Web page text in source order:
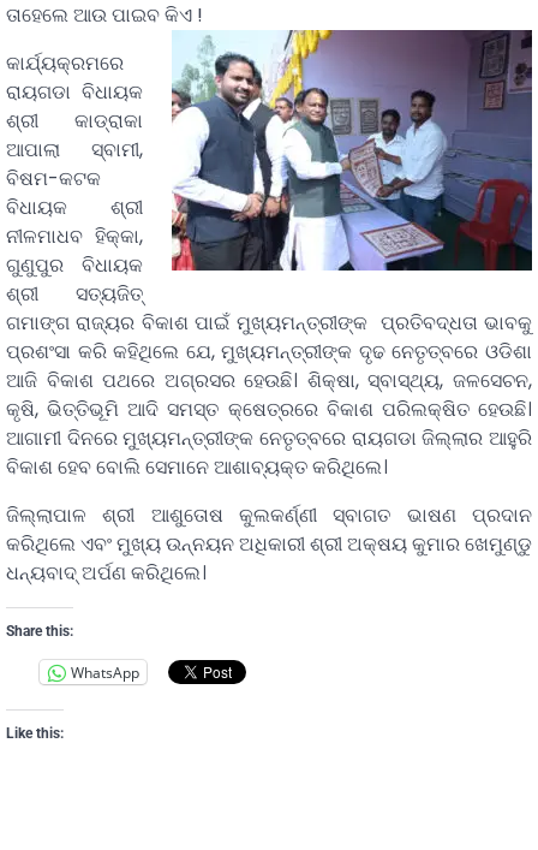
ତାହେଲେ ଆଉ ପାଇବ କିଏ !
କାର୍ଯ୍ୟକ୍ରମରେ
ରାୟଗଡା ବିଧାୟକ
ଶ୍ରୀ କାଡ୍ରାକା
ଆପାଲା ସ୍ବାମୀ,
ବିଷମ-କଟକ
ବିଧାୟକ ଶ୍ରୀ
ନୀଳମାଧବ ହିକ୍କା,
ଗୁଣୁପୁର ବିଧାୟକ
ଶ୍ରୀ ସତ୍ୟଜିତ୍
ଗମାଙ୍ଗ ରାଜ୍ୟର ବିକାଶ ପାଇଁ ମୁଖ୍ୟମନ୍ତ୍ରୀଙ୍କ ପ୍ରତିବଦ୍ଧତା ଭାବକୁ
ପ୍ରଶଂସା କରି କହିଥିଲେ ଯେ, ମୁଖ୍ୟମନ୍ତ୍ରୀଙ୍କ ଦୃଢ ନେତୃତ୍ବରେ ଓଡିଶା
ଆଜି ବିକାଶ ପଥରେ ଅଗ୍ରସର ହେଉଛି। ଶିକ୍ଷା, ସ୍ବାସ୍ଥ୍ୟ, ଜଳସେଚନ,
କୃଷି, ଭିତ୍ତିଭୂମି ଆଦି ସମସ୍ତ କ୍ଷେତ୍ରରେ ବିକାଶ ପରିଲକ୍ଷିତ ହେଉଛି।
ଆଗାମୀ ଦିନରେ ମୁଖ୍ୟମନ୍ତ୍ରୀଙ୍କ ନେତୃତ୍ବରେ ରାୟଗଡା ଜିଲ୍ଲାର ଆହୁରି
ବିକାଶ ହେବ ବୋଲି ସେମାନେ ଆଶାବ୍ୟକ୍ତ କରିଥିଲେ।
ଜିଲ୍ଲାପାଳ ଶ୍ରୀ ଆଶୁତୋଷ କୁଲକର୍ଣ୍ଣୀ ସ୍ବାଗତ ଭାଷଣ ପ୍ରଦାନ
କରିଥିଲେ ଏବଂ ମୁଖ୍ୟ ଉନ୍ନୟନ ଅଧିକାରୀ ଶ୍ରୀ ଅକ୍ଷୟ କୁମାର ଖେମୁଣ୍ଡୁ
ଧନ୍ୟବାଦ୍ ଅର୍ପଣ କରିଥିଲେ।
Share this:
WhatsApp
Like this: